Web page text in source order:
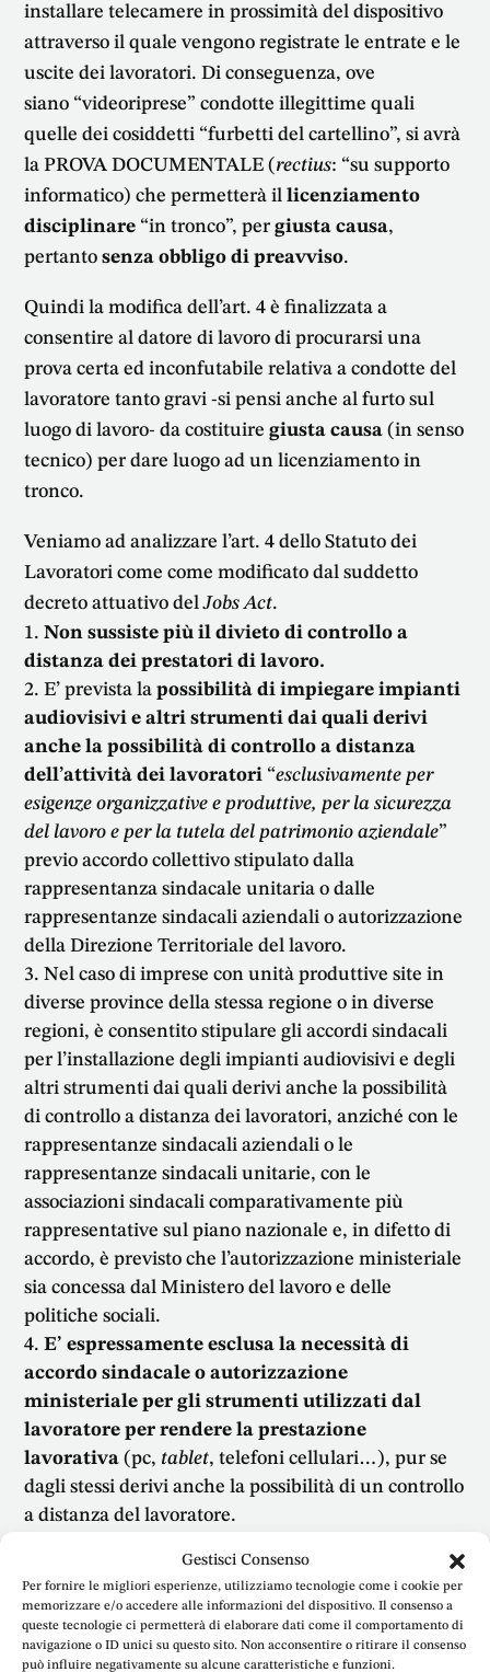
Gestisci Consenso
Per fornire le migliori esperienze, utilizziamo tecnologie come i cookie per
memorizzare e/o accedere alle informazioni del dispositivo. Il consenso a
queste tecnologie ci permetterà di elaborare dati come il comportamento di
navigazione o ID unici su questo sito. Non acconsentire o ritirare il consenso
può influire negativamente su alcune caratteristiche e funzioni.
installare telecamere in prossimità del dispositivo
attraverso il quale vengono registrate le entrate e le
uscite dei lavoratori. Di conseguenza, ove
siano “videoriprese” condotte illegittime quali
quelle dei cosiddetti “furbetti del cartellino”, si avrà
la PROVA DOCUMENTALE (rectius: “su supporto
informatico) che permetterà illicenziamento
disciplinare “in tronco”, pergiusta causa,
pertantosenza obbligo di preavviso.
Quindi la modifica dell’art. 4 è finalizzata a
consentire al datore di lavoro di procurarsi una
prova certa ed inconfutabile relativa a condotte del
lavoratore tanto gravi -si pensi anche al furto sul
luogo di lavoro- da costituiregiusta causa (in senso
tecnico) per dare luogo ad un licenziamento in
tronco.
Veniamo ad analizzare l’art. 4 dello Statuto dei
Lavoratori come come modificato dal suddetto
decreto attuativo delJobs Act.
Non sussiste più il divieto di controllo a
distanza dei prestatori di lavoro.
E’ prevista lapossibilità di impiegare impianti
audiovisivi e altri strumenti dai quali derivi
anche la possibilità di controllo a distanza
dell’attività dei lavoratori “esclusivamente per
esigenze organizzative e produttive, per la sicurezza
del lavoro e per la tutela del patrimonio aziendale”
previo accordo collettivo stipulato dalla
rappresentanza sindacale unitaria o dalle
rappresentanze sindacali aziendali o autorizzazione
della Direzione Territoriale del lavoro.
Nel caso di imprese con unità produttive site in
diverse province della stessa regione o in diverse
regioni, è consentito stipulare gli accordi sindacali
per l’installazione degli impianti audiovisivi e degli
altri strumenti dai quali derivi anche la possibilità
di controllo a distanza dei lavoratori, anziché con le
rappresentanze sindacali aziendali o le
rappresentanze sindacali unitarie, con le
associazioni sindacali comparativamente più
rappresentative sul piano nazionale e, in difetto di
accordo, è previsto che l’autorizzazione ministeriale
sia concessa dal Ministero del lavoro e delle
politiche sociali.
E’ espressamente esclusa la necessità di
accordo sindacale o autorizzazione
ministeriale per gli strumenti utilizzati dal
lavoratore per rendere la prestazione
lavorativa (pc, tablet, telefoni cellulari…), pur se
dagli stessi derivi anche la possibilità di un controllo
a distanza del lavoratore.
possibilità di utilizzare le informazioni e i dati
raccolti tramite gli impianti audiovisivi
(previamente autorizzati) e gli strumenti di
lavoro (per cui non occorre autorizzazione) per